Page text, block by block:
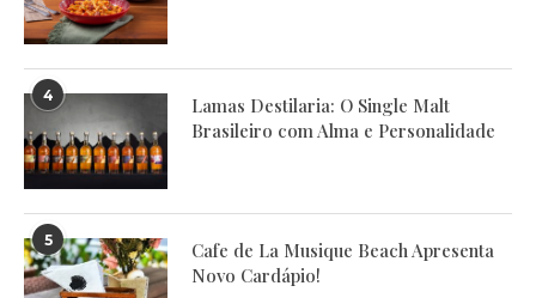
4
Lamas Destilaria: O Single Malt
Brasileiro com Alma e Personalidade
5
Cafe de La Musique Beach Apresenta
Novo Cardápio!